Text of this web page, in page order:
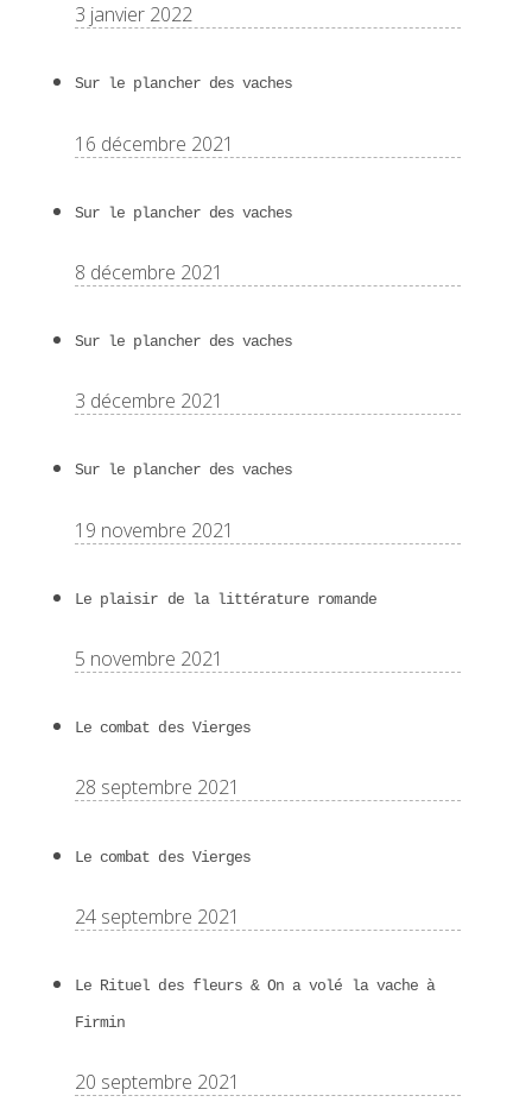
3 janvier 2022
Sur le plancher des vaches
16 décembre 2021
Sur le plancher des vaches
8 décembre 2021
Sur le plancher des vaches
3 décembre 2021
Sur le plancher des vaches
19 novembre 2021
Le plaisir de la littérature romande
5 novembre 2021
Le combat des Vierges
28 septembre 2021
Le combat des Vierges
24 septembre 2021
Le Rituel des fleurs & On a volé la vache à
Firmin
20 septembre 2021